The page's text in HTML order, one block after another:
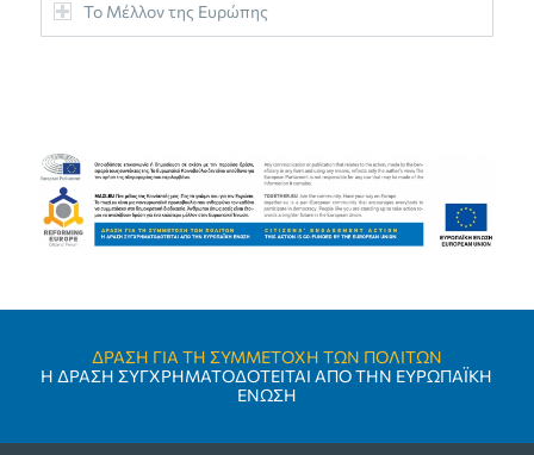
Το Μέλλον της Ευρώπης
ΔΡΑΣΗ ΓΙΑ ΤΗ ΣΥΜΜΕΤΟΧΗ ΤΩΝ ΠΟΛΙΤΩΝ
Η ΔΡΑΣΗ ΣΥΓΧΡΗΜΑΤΟΔΟΤΕΙΤΑΙ ΑΠΟ ΤΗΝ ΕΥΡΩΠΑΪΚΗ
ΕΝΩΣΗ